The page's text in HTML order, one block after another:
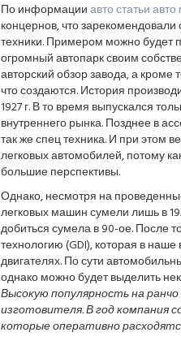
По информацииавто статьи авто
концернов, что
техники. Примером можно будет
огромный автопарк своим
авторский обзор завода, а
что создаются. История
1927 г. В то время выпускался
внутреннего рынка. Позднее в
так же спец техника. И при этом
легковых автомобилей, потому
большие перспективы.
Однако, несмотря на
легковых машин сумели лишь в
добиться сумела в 90-ое. После
технологию (GDI), которая в
двигателях. По сути
однако можно будет выделить
Высокую популярность на
изготовителя. В год компания
которые оперативно